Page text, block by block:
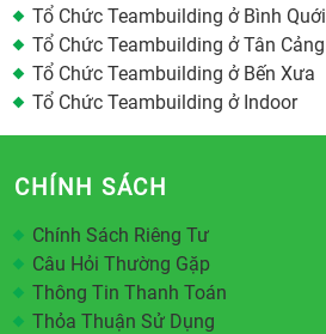
Tổ Chức Teambuilding ở Bình Quới
Tổ Chức Teambuilding ở Tân Cảng
Tổ Chức Teambuilding ở Bến Xưa
Tổ Chức Teambuilding ở Indoor
CHÍNH SÁCH
Chính Sách Riêng Tư
Câu Hỏi Thường Gặp
Thông Tin Thanh Toán
Thỏa Thuận Sử Dụng